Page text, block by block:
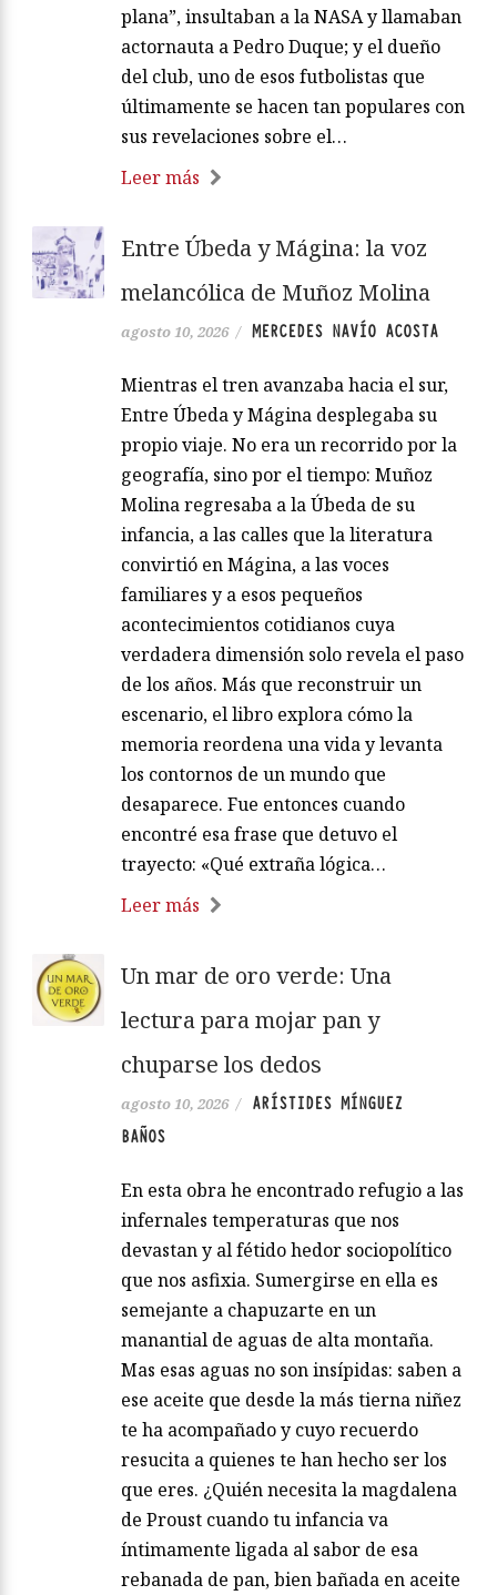
plana”, insultaban a la NASA y llamaban
actornauta a Pedro Duque; y el dueño
del club, uno de esos futbolistas que
últimamente se hacen tan populares con
sus revelaciones sobre el…
Leer más
Entre Úbeda y Mágina: la voz
melancólica de Muñoz Molina
agosto 10, 2026 / MERCEDES NAVÍO ACOSTA
Mientras el tren avanzaba hacia el sur,
Entre Úbeda y Mágina desplegaba su
propio viaje. No era un recorrido por la
geografía, sino por el tiempo: Muñoz
Molina regresaba a la Úbeda de su
infancia, a las calles que la literatura
convirtió en Mágina, a las voces
familiares y a esos pequeños
acontecimientos cotidianos cuya
verdadera dimensión solo revela el paso
de los años. Más que reconstruir un
escenario, el libro explora cómo la
memoria reordena una vida y levanta
los contornos de un mundo que
desaparece. Fue entonces cuando
encontré esa frase que detuvo el
trayecto: «Qué extraña lógica…
Leer más
Un mar de oro verde: Una
lectura para mojar pan y
chuparse los dedos
agosto 10, 2026 /
ARÍSTIDES MÍNGUEZ
BAÑOS
En esta obra he encontrado refugio a las
infernales temperaturas que nos
devastan y al fétido hedor sociopolítico
que nos asfixia. Sumergirse en ella es
semejante a chapuzarte en un
manantial de aguas de alta montaña.
Mas esas aguas no son insípidas: saben a
ese aceite que desde la más tierna niñez
te ha acompañado y cuyo recuerdo
resucita a quienes te han hecho ser los
que eres. ¿Quién necesita la magdalena
de Proust cuando tu infancia va
íntimamente ligada al sabor de esa
rebanada de pan, bien bañada en aceite